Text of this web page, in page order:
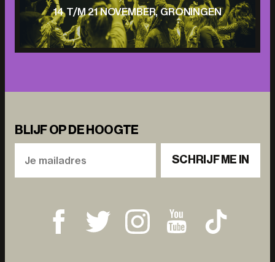
14 T/M 21 NOVEMBER, GRONINGEN
BLIJF OP DE HOOGTE
SCHRIJF ME IN